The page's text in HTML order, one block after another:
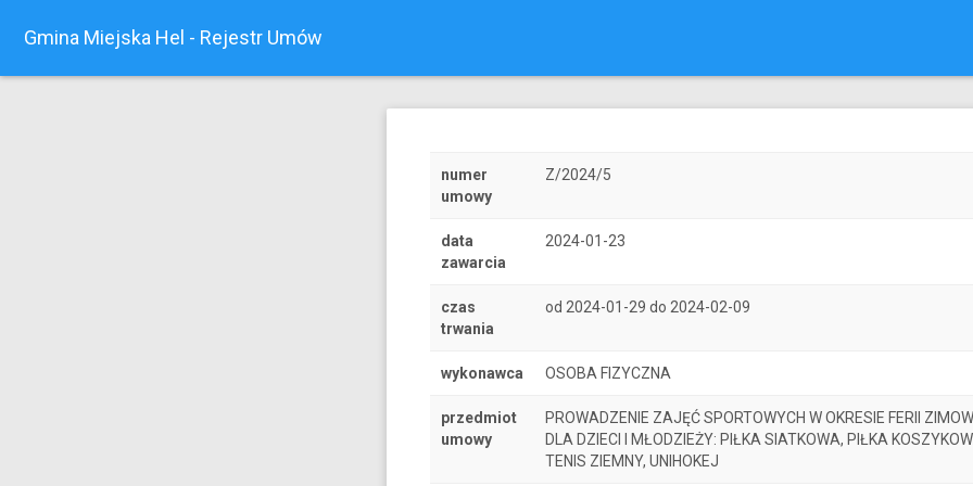
Gmina Miejska Hel - Rejestr Umów
numer
umowy
Z/2024/5
data
zawarcia
2024-01-23
czas
trwania
od 2024-01-29 do 2024-02-09
wykonawca OSOBA FIZYCZNA
przedmiot
umowy
PROWADZENIE ZAJĘĆ SPORTOWYCH W OKRESIE FERII
DLA DZIECI I MŁODZIEŻY: PIŁKA SIATKOWA, PIŁKA
TENIS ZIEMNY, UNIHOKEJ